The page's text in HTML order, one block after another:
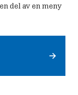
del av en meny